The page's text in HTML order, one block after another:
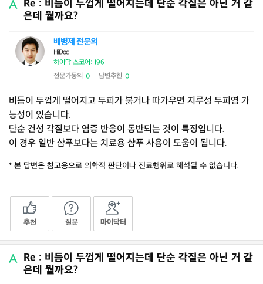
Re : 비듬이 두껍게 떨어지는데 단순 각질은 아닌 거 같
은데 뭘까요?
배병제 전문의
HiDoc
하이닥 스코어: 196
전문가동의 0 답변추천 0
비듬이 두껍게 떨어지고 두피가 붉거나 따가우면 지루성 두피염 가
능성이 있습니다.
단순 건성 각질보다 염증 반응이 동반되는 것이 특징입니다.
이 경우 일반 샴푸보다는 치료용 샴푸 사용이 도움이 됩니다.
* 본 답변은 참고용으로 의학적 판단이나 진료행위로 해석될 수 없습니다.
추천 질문 마이닥터
Re : 비듬이 두껍게 떨어지는데 단순 각질은 아닌 거 같
은데 뭘까요?